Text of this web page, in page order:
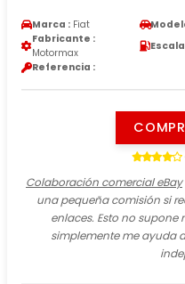
Marca : Fiat
Fabricante :
Motormax
Referencia :
Colaboración comercial eBay
una pequeña comisión si
enlaces. Esto no
simplemente me ayuda